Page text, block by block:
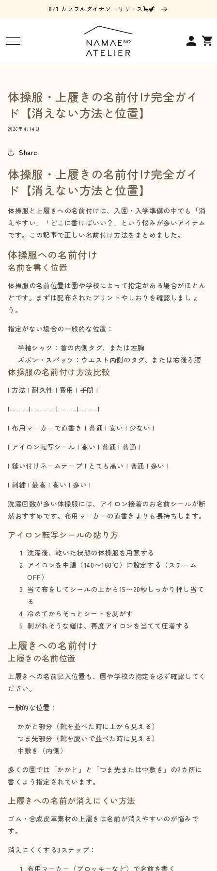
8/1 カラフルダイナソーリリース🦕🦖
グ
イ
ー
体操服・上履きの名前付け完全ガイ
ド【消えない方法と位置】
2026年4月4日
Share
体操服・上履きの名前付け完全ガイ
ド【消えない方法と位置】
体操服と上履きへの名前付けは、入園・入学準備の中でも「消
えやすい」「どこに書けばいい？」という悩みが多いアイテム
です。この記事で正しい名前付け方法をまとめました。
体操服への名前付け
名前を書く位置
体操服の名前位置は園や学校によって指定がある場合がほとん
どです。まずは配布されたプリントやしおりを確認しましょ
う。
指定がない場合の一般的な位置：
半袖シャツ：首の内側タグ、または左胸
ズボン・スパッツ：ウエスト内側のタグ、または右後ろ腰
体操服の名前付け方法比較
| 方法 | 耐久性 | 費用 | 手間 |
|------|--------|------|------|
| 布用マーカーで直書き | 普通 | 安い | 少ない |
| アイロン転写シール | 高い | 普通 | 普通 |
| 縫い付けネームテープ | とても高い | 普通 | 多い |
| 刺繍 | 最高 | 高い | 多い |
洗濯回数が多い体操服には、アイロン接着のお名前シールが断
然おすすめです。布用マーカーの直書きよりも長持ちします。
アイロン転写シールの貼り方
洗濯後、乾いた状態の体操服を用意する
アイロンを中温（140〜160℃）に設定する（スチーム
OFF）
当て布をしてシールの上から15〜20秒しっかり押し当て
る
冷めてからそっとシートを剥がす
剥がれそうな端は、再度アイロンを当てて圧着する
上履きへの名前付け
上履きの名前位置
上履きへの名前記入位置も、園や学校の指定を必ず確認してく
ださい。
一般的な位置：
かかと部分（靴を並べた時に上から見える）
つま先部分（靴を脱いで並べた時に見える）
中敷き（内側）
多くの園では「かかと」と「つま先または中敷き」の2カ所に
書くよう指定されています。
上履きへの名前が消えにくい方法
ゴム・合成皮革素材の上履きは名前が消えやすいのが悩みで
す。
消えにくくする3ステップ：
布用マーカー（プロッキーなど）で名前を書く